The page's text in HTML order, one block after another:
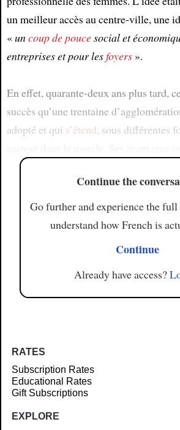
un meilleur accès au centre-ville, une
«uncoup de poucesocial et
entreprises et pour lesfoyers».
En effet, quarante-deux ans plus tard,
succès qu’une trentaine
adopté et qui s’étend, sous différentes
Continue the
Go further and experience the
understand how French is
Continue
Already have access?
RATES
Subscription Rates
Educational Rates
Gift Subscriptions
EXPLORE